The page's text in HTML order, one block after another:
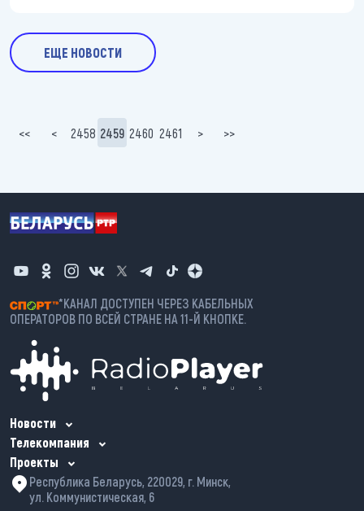
Первая страница
<< Предыдущая страница
< Page
2458 Текущая страница
2459 Page
2460 Page
2461 Следующая страница
> Последняя страница
>>
ЕЩЕ НОВОСТИ
*КАНАЛ ДОСТУПЕН ЧЕРЕЗ КАБЕЛЬНЫХ
ОПЕРАТОРОВ ПО ВСЕЙ СТРАНЕ НА 11-Й КНОПКЕ.
Новости
Телекомпания
Проекты
Республика Беларусь, 220029, г. Минск,
ул. Коммунистическая, 6